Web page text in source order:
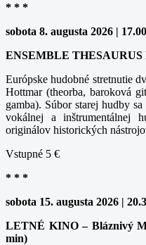
* * *
sobota 8. augusta 2026 |
ENSEMBLE
Európske hudobné stretnutie
Hottmar (theorba, baroková
gamba). Súbor starej hudby
vokálnej a inštrumentálnej
originálov historických
Vstupné 5 €
* * *
sobota 15. augusta 2026 |
LETNÉ KINO – Bláznivý
min)